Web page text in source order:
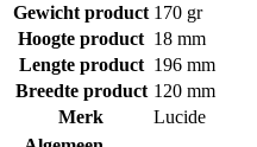
Gewicht product 170 gr
Hoogte product 18 mm
Lengte product 196 mm
Breedte product 120 mm
Merk
Lucide